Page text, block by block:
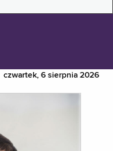
czwartek, 6 sierpnia 2026